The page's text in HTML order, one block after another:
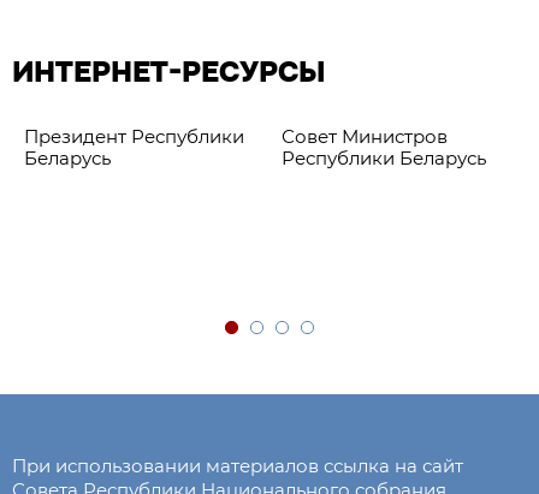
ИНТЕРНЕТ-РЕСУРСЫ
Президент Республики
Беларусь
Совет Министров
Республики Беларусь
При использовании материалов ссылка на сайт